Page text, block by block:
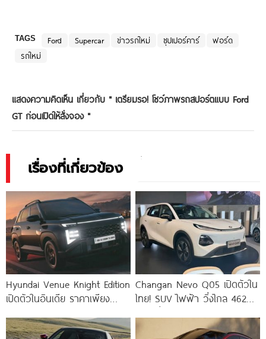
TAGS Ford Supercar ข่าวรถใหม่ ซุปเปอร์คาร์
ฟอร์ด
รถใหม่
แสดงความคิดเห็น เกี่ยวกับ " เตรียมรอ! โชว์ภาพรถสปอร์ตแบบ Ford
GT ก่อนเปิดให้สั่งจอง"
เรื่องที่เกี่ยวข้อง
Hyundai Venue Knight Edition
เปิดตัวในอินเดีย ราคาเพียง
Changan Nevo Q05 เปิดตัวใน
ไทย! SUV ไฟฟ้า วิ่งไกล 462